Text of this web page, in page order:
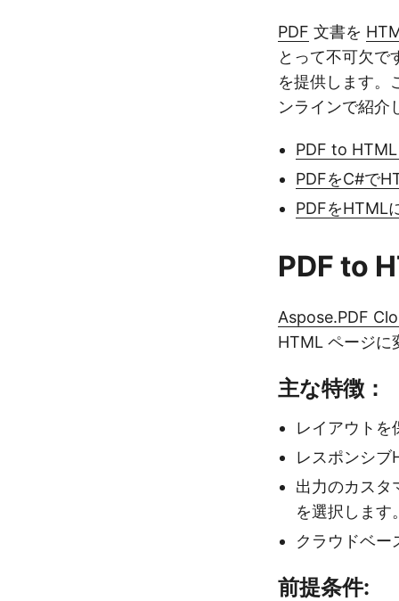
PDF 文書を
とって不可欠で
を提供します。
ンラインで紹介
PDF to
PDFをC#で
PDFをHTML
PDF to
Aspose.PDF
HTML ページに
主な特徴：
レイアウトを
レスポンシブ
出力のカスタ
を選択します
クラウドベー
前提条件: